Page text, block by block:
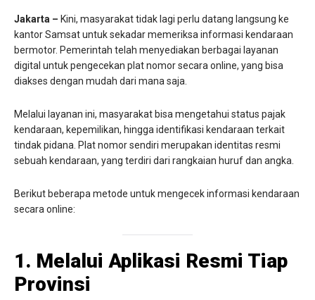
Jakarta – Kini, masyarakat tidak lagi perlu datang langsung ke
kantor Samsat untuk sekadar memeriksa informasi kendaraan
bermotor. Pemerintah telah menyediakan berbagai layanan
digital untuk pengecekan plat nomor secara online, yang bisa
diakses dengan mudah dari mana saja.
Melalui layanan ini, masyarakat bisa mengetahui status pajak
kendaraan, kepemilikan, hingga identifikasi kendaraan terkait
tindak pidana. Plat nomor sendiri merupakan identitas resmi
sebuah kendaraan, yang terdiri dari rangkaian huruf dan angka.
Berikut beberapa metode untuk mengecek informasi kendaraan
secara online:
1. Melalui Aplikasi Resmi Tiap
Provinsi